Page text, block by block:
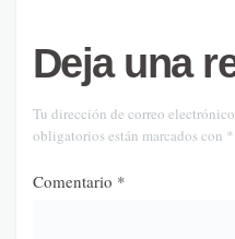
Deja una
Tu dirección de correo
obligatorios están marcados con *
Comentario *